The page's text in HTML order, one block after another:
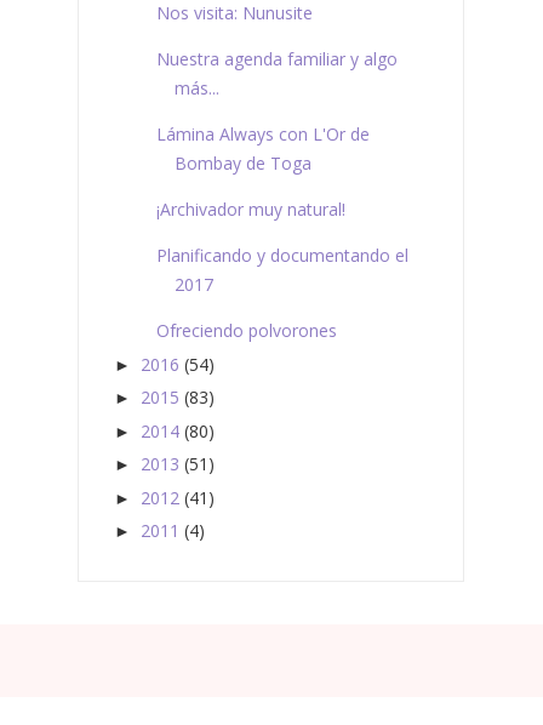
Nos visita: Nunusite
Nuestra agenda familiar y algo
más...
Lámina Always con L'Or de
Bombay de Toga
¡Archivador muy natural!
Planificando y documentando el
2017
Ofreciendo polvorones
► 2016 (54)
► 2015 (83)
► 2014 (80)
► 2013 (51)
► 2012 (41)
► 2011 (4)